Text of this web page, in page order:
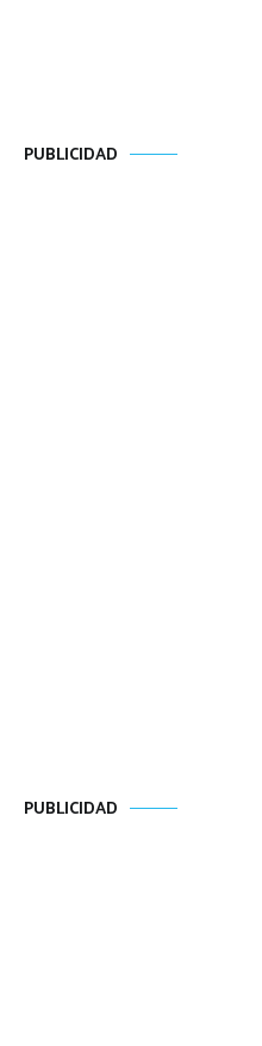
PUBLICIDAD
PUBLICIDAD